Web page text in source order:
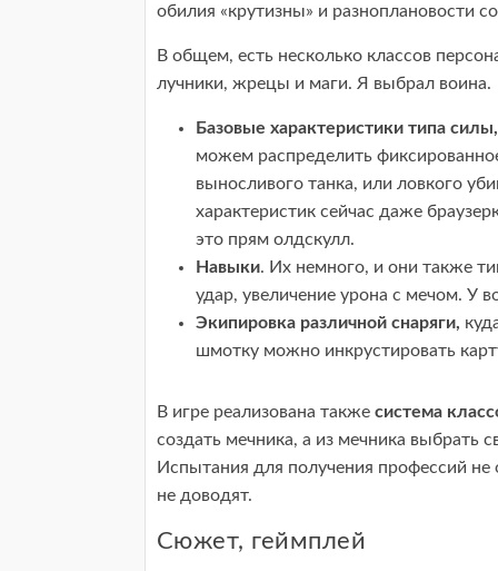
обилия «крутизны» и разноплановости
В общем, есть несколько классов
лучники, жрецы и маги. Я выбрал воина.
Базовые характеристики типа
можем распределить
выносливого танка, или ловкого
характеристик сейчас даже
это прям олдскулл.
Навыки. Их немного, и они также
удар, увеличение урона с мечом. У
Экипировка различной снаряги,
шмотку можно инкрустировать
В игре реализована также система
создать мечника, а из мечника выбрать
Испытания для получения профессий
не доводят.
Сюжет, геймплей